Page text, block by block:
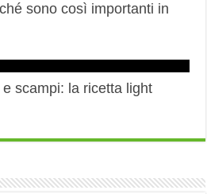
sono così importanti in
scampi: la ricetta light